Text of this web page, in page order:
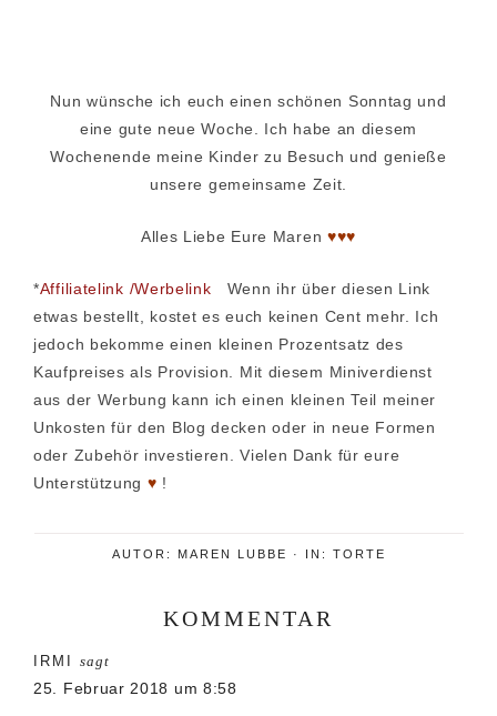
Nun wünsche ich euch einen schönen Sonntag und
eine gute neue Woche. Ich habe an diesem
Wochenende meine Kinder zu Besuch und genieße
unsere gemeinsame Zeit.
Alles Liebe Eure Maren ♥♥♥
*Affiliatelink /Werbelink Wenn ihr über diesen Link
etwas bestellt, kostet es euch keinen Cent mehr. Ich
jedoch bekomme einen kleinen Prozentsatz des
Kaufpreises als Provision. Mit diesem Miniverdienst
aus der Werbung kann ich einen kleinen Teil meiner
Unkosten für den Blog decken oder in neue Formen
oder Zubehör investieren. Vielen Dank für eure
Unterstützung ♥ !
AUTOR: MAREN LUBBE · IN: TORTE
Interaktionen
KOMMENTAR
IRMI sagt
25. Februar 2018 um 8:58